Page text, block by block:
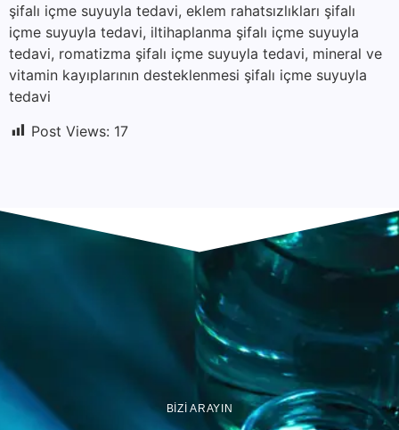
şifalı içme suyuyla tedavi, eklem rahatsızlıkları şifalı
içme suyuyla tedavi, iltihaplanma şifalı içme suyuyla
tedavi, romatizma şifalı içme suyuyla tedavi, mineral ve
vitamin kayıplarının desteklenmesi şifalı içme suyuyla
tedavi
Post Views: 17
BİZİ ARAYIN